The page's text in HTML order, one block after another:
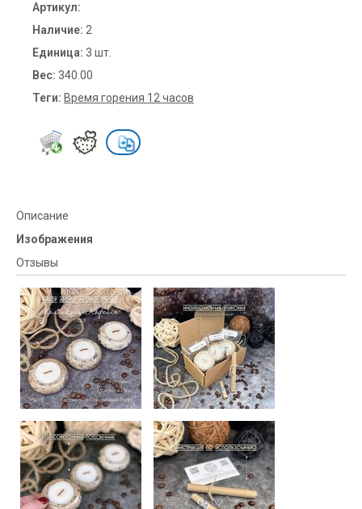
Артикул:
Наличие: 2
Единица: 3 шт.
Вес: 340.00
Теги: Время горения 12 часов
Описание
Изображения
Отзывы